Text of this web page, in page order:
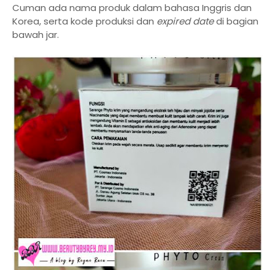
Cuman ada nama produk dalam bahasa Inggris dan
Korea, serta kode produksi dan expired datedi bagian
bawah jar.